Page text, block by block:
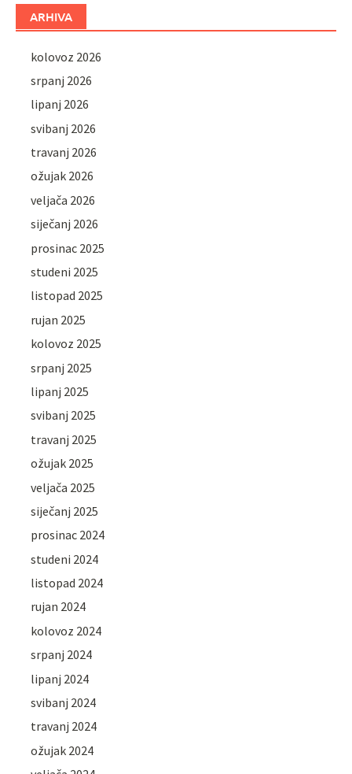
ARHIVA
kolovoz 2026
srpanj 2026
lipanj 2026
svibanj 2026
travanj 2026
ožujak 2026
veljača 2026
siječanj 2026
prosinac 2025
studeni 2025
listopad 2025
rujan 2025
kolovoz 2025
srpanj 2025
lipanj 2025
svibanj 2025
travanj 2025
ožujak 2025
veljača 2025
siječanj 2025
prosinac 2024
studeni 2024
listopad 2024
rujan 2024
kolovoz 2024
srpanj 2024
lipanj 2024
svibanj 2024
travanj 2024
ožujak 2024